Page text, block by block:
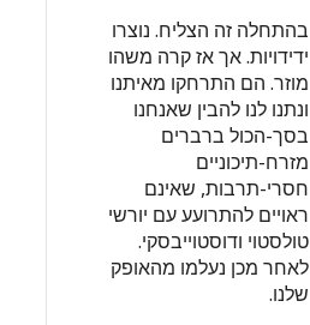
בהתחלה זה הצליח. נוצרו
ידידויות. אך אז קרה משהו
מוזר. הם התרחקו מאיתנו
ונתנו לנו להבין שאנחנו
בסך-הכול ברברים
מזרח-תיכוניים
חסרי-תרבות, שאינם
ראויים להתרועע עם יורשי
טולסטוי ודוסטוייבסקי.
לאחר מכן נעלמו מהאופק
שלנו.